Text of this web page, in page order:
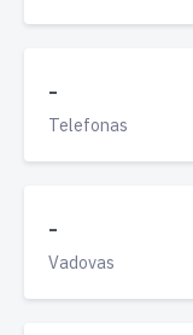
-
Telefonas
-
Vadovas